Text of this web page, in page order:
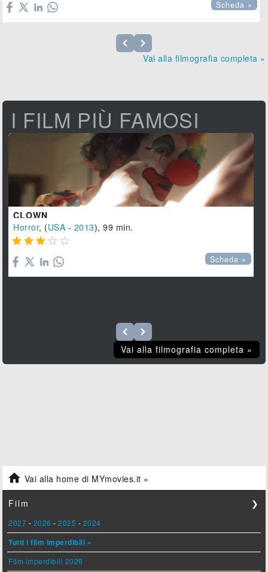
Scheda »
Vai alla filmografia completa »
I FILM PIÙ FAMOSI
CLOWN
Horror, (USA - 2013), 99 min.
    
Scheda »
Vai alla filmografia completa »
 Vai alla home di MYmovies.it »
Film ❯
2027 - 2026 -2025 - 2024
Tutti i film imperdibili »
Film imperdibili 2026